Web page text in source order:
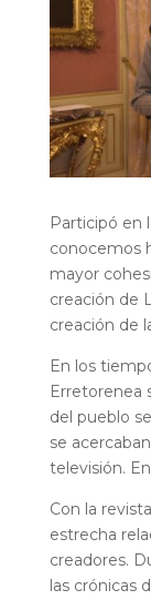
Participó en
conocemos
mayor
creación de
creación de
En los
Erretorenea
del pueblo
se
televisión.
Con la
estrecha
creadores.
las crónicas